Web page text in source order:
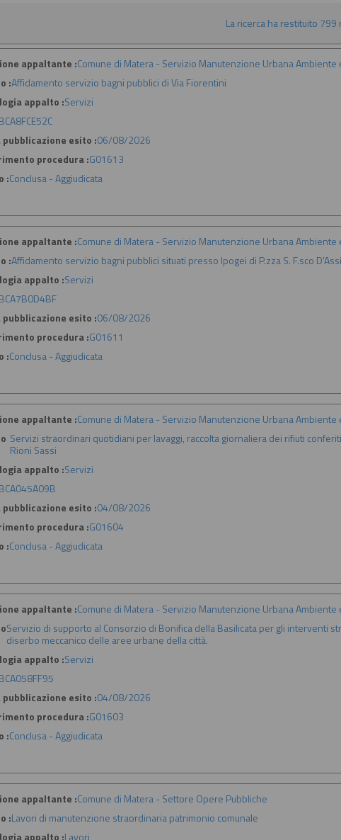
La ricerca ha restituito 799
appaltante :Comune di Matera - Servizio Manutenzione Urbana Ambiente
:Affidamento servizio bagni pubblici di Via Fiorentini
appalto :Servizi
BCA8FCE52C
pubblicazione esito :06/08/2026
procedura :G01613
:Conclusa - Aggiudicata
appaltante :Comune di Matera - Servizio Manutenzione Urbana Ambiente
:Affidamento servizio bagni pubblici situati presso Ipogei di P.zza S. F.sco
appalto :Servizi
BCA7B0D4BF
pubblicazione esito :06/08/2026
procedura :G01611
:Conclusa - Aggiudicata
appaltante :Comune di Matera - Servizio Manutenzione Urbana Ambiente
Servizi straordinari quotidiani per lavaggi, raccolta giornaliera dei rifiuti
Rioni Sassi
appalto :Servizi
BCA045A09B
pubblicazione esito :04/08/2026
procedura :G01604
:Conclusa - Aggiudicata
appaltante :Comune di Matera - Servizio Manutenzione Urbana Ambiente
Servizio di supporto al Consorzio di Bonifica della Basilicata per gli interventi
diserbo meccanico delle aree urbane della città.
appalto :Servizi
BCA058FF95
pubblicazione esito :04/08/2026
procedura :G01603
:Conclusa - Aggiudicata
appaltante :Comune di Matera - Settore Opere Pubbliche
:Lavori di manutenzione straordinaria patrimonio comunale
appalto :Lavori